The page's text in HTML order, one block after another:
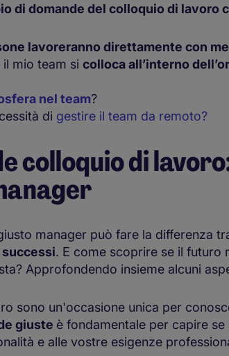
di domande del colloquio di lavoro
lavoreranno direttamente con me
mio team si colloca all’interno
nel team?
di gestire il team da remoto?
colloquio di
manager può fare la differenza
. E come scoprire se il futuro
Approfondendo insieme alcuni
sono un'occasione unica per
giuste è fondamentale per capire
e alle vostre esigenze